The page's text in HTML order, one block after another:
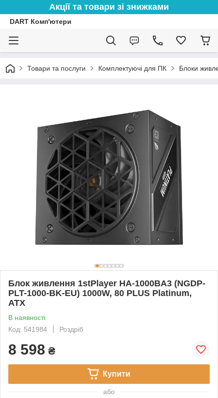
Акції та товари зі знижками
DART Комп'ютери
Товари та послуги Комплектуючі для ПК Блоки
Блок живлення 1stPlayer HA-1000BA3 (NGDP-
PLT-1000-BK-EU) 1000W, 80 PLUS Platinum,
ATX
В наявності
Код: 541984
Роздріб
8 598 ₴
Купити
або